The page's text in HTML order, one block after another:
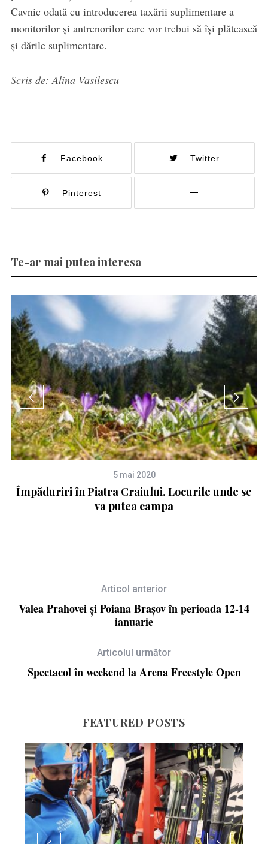
Cavnic odată cu introducerea taxării suplimentare a
monitorilor și antrenorilor care vor trebui să își plătească
și dările suplimentare.
Scris de: Alina Vasilescu
Facebook Twitter
Pinterest
Te-ar mai putea interesa
5 mai 2020
Împăduriri în Piatra Craiului. Locurile unde se
va putea campa
Articol anterior
Valea Prahovei și Poiana Brașov în perioada 12-14
ianuarie
Articolul următor
Spectacol în weekend la Arena Freestyle Open
FEATURED POSTS